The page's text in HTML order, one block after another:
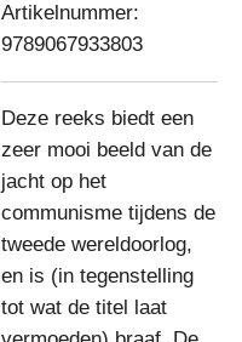
Artikelnummer:
9789067933803
Deze reeks biedt een
zeer mooi beeld van de
jacht op het
communisme tijdens de
tweede wereldoorlog,
en is (in tegenstelling
tot wat de titel laat